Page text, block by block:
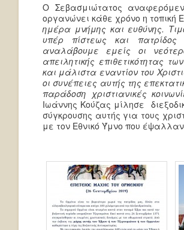
Ο Σεβασμιώτατος
οργανώνει κάθε χρόνο η τοπική
ημέρα μνήμης και ευθύνης.
υπέρ πίστεως και
αναλάβουμε εμείς οι
απειλητικής επιθετικότητας
και μάλιστα εναντίον του
οι συνέπειες αυτής της
παράδοση χριστιανικές
Ιωάννης Κούζας μίλησε
σύγκρουσης αυτής για τους
με τον Εθνικό Ύμνο που